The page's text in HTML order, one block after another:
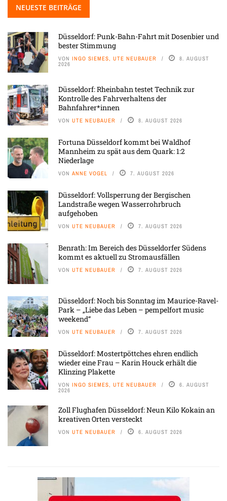
NEUESTE BEITRÄGE
Düsseldorf: Punk-Bahn-Fahrt mit Dosenbier und
bester Stimmung
VON INGO SIEMES, UTE NEUBAUER 8. AUGUST
2026
Düsseldorf: Rheinbahn testet Technik zur
Kontrolle des Fahrverhaltens der
Bahnfahrer*innen
VON UTE NEUBAUER 8. AUGUST 2026
Fortuna Düsseldorf kommt bei Waldhof
Mannheim zu spät aus dem Quark: 1:2
Niederlage
VON ANNE VOGEL 7. AUGUST 2026
Düsseldorf: Vollsperrung der Bergischen
Landstraße wegen Wasserrohrbruch
aufgehoben
VON UTE NEUBAUER 7. AUGUST 2026
Benrath: Im Bereich des Düsseldorfer Südens
kommt es aktuell zu Stromausfällen
VON UTE NEUBAUER 7. AUGUST 2026
Düsseldorf: Noch bis Sonntag im Maurice-Ravel-
Park – „Liebe das Leben – pempelfort music
weekend“
VON UTE NEUBAUER 7. AUGUST 2026
Düsseldorf: Mostertpöttches ehren endlich
wieder eine Frau – Karin Houck erhält die
Klinzing Plakette
VON INGO SIEMES, UTE NEUBAUER 6. AUGUST
2026
Zoll Flughafen Düsseldorf: Neun Kilo Kokain an
kreativen Orten versteckt
VON UTE NEUBAUER 6. AUGUST 2026